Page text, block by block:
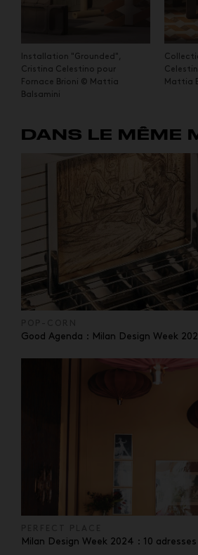
Installation "Grounded",
Cristina Celestino pour
Fornace Brioni © Mattia
Balsamini
Mattia
DANS LE MÊME
Good Agenda : Milan Design Week
Milan Design Week 2024 : 10